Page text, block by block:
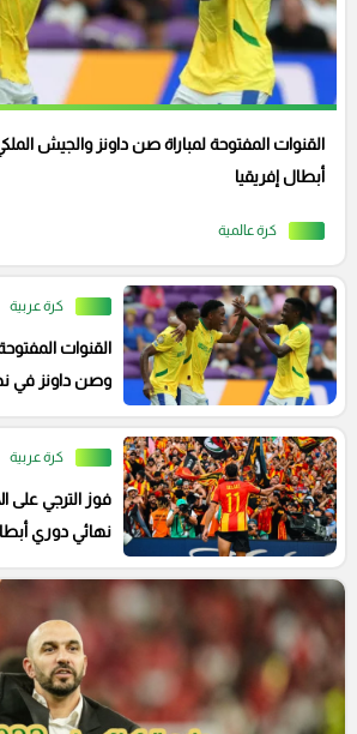
كرة عالمية
القنوات المفتوحة لمباراة صن داونز والجيش
أبطال إفريقيا
كرة عربية
القنوات
وصن داونز في
كرة عربية
فوز الترجي على
نهائي دوري أبطال